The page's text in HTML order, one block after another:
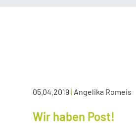
05.04.2019| Angelika Romeis
Wir haben Post!